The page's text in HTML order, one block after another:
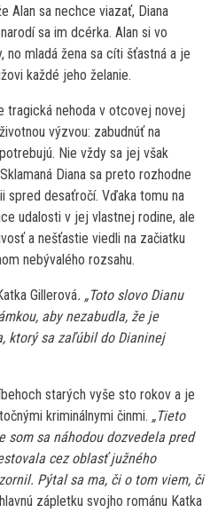
Alan sa nechce viazať, Diana
sa im dcérka. Alan si vo
no mladá žena sa cíti šťastná a je
každé jeho želanie.
tragická nehoda v otcovej novej
výzvou: zabudnúť na
Nie vždy sa jej však
Diana sa preto rozhodne
spred desaťročí. Vďaka tomu na
udalosti v jej vlastnej rodine, ale
a nešťastie viedli na začiatku
nebývalého rozsahu.
Gillerová. „Toto slovo Dianu
aby nezabudla, že je
ktorý sa zaľúbil do Dianinej
starých vyše sto rokov a je
kriminálnymi činmi. „Tieto
som sa náhodou dozvedela pred
cez oblasť južného
Pýtal sa ma, či o tom viem, či
zápletku svojho románu Katka